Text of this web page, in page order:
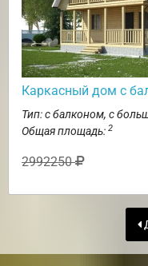
Каркасный дом с
Тип: с балконом, с
Общая площадь: 2
2992250